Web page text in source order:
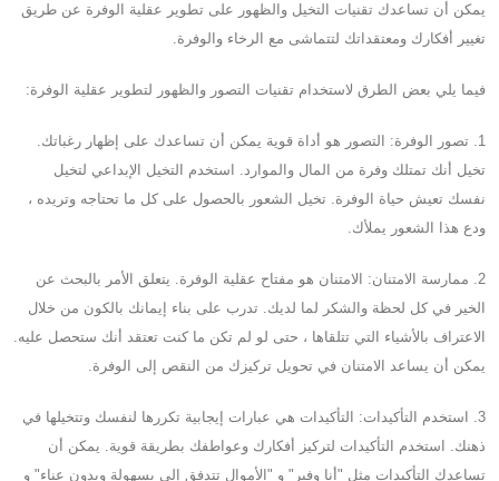
يمكن أن تساعدك تقنيات التخيل والظهور على تطوير عقلية الوفرة عن طريق
تغيير أفكارك ومعتقداتك لتتماشى مع الرخاء والوفرة.
فيما يلي بعض الطرق لاستخدام تقنيات التصور والظهور لتطوير عقلية الوفرة:
1. تصور الوفرة: التصور هو أداة قوية يمكن أن تساعدك على إظهار رغباتك.
تخيل أنك تمتلك وفرة من المال والموارد. استخدم التخيل الإبداعي لتخيل
نفسك تعيش حياة الوفرة. تخيل الشعور بالحصول على كل ما تحتاجه وتريده ،
ودع هذا الشعور يملأك.
2. ممارسة الامتنان: الامتنان هو مفتاح عقلية الوفرة. يتعلق الأمر بالبحث عن
الخير في كل لحظة والشكر لما لديك. تدرب على بناء إيمانك بالكون من خلال
الاعتراف بالأشياء التي تتلقاها ، حتى لو لم تكن ما كنت تعتقد أنك ستحصل عليه.
يمكن أن يساعد الامتنان في تحويل تركيزك من النقص إلى الوفرة.
3. استخدم التأكيدات: التأكيدات هي عبارات إيجابية تكررها لنفسك وتتخيلها في
ذهنك. استخدم التأكيدات لتركيز أفكارك وعواطفك بطريقة قوية. يمكن أن
تساعدك التأكيدات مثل "أنا وفير" و "الأموال تتدفق إلي بسهولة وبدون عناء" و